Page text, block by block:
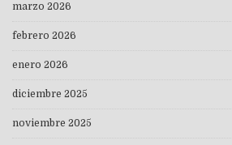
marzo 2026
febrero 2026
enero 2026
diciembre 2025
noviembre 2025